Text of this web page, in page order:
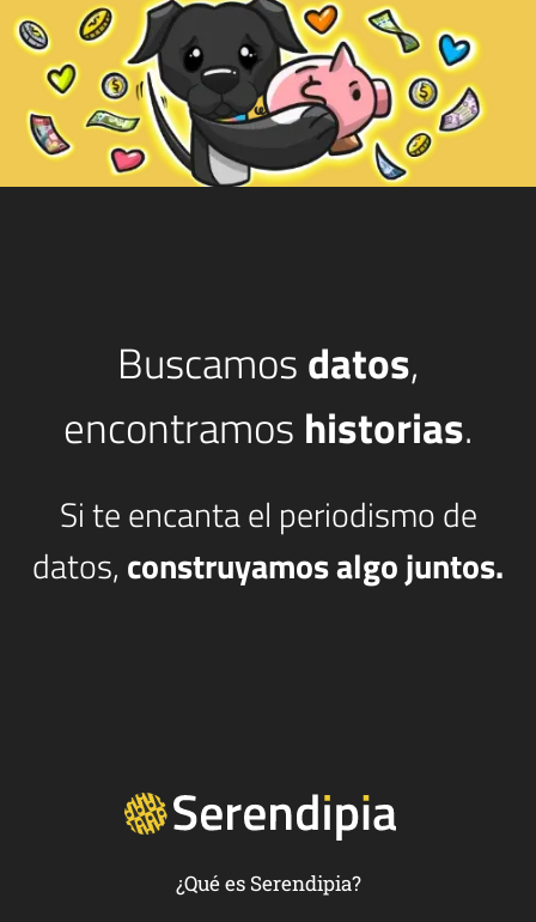
Buscamosdatos,
encontramos historias.
Si te encanta el periodismo de
datos, construyamos algo juntos.
¿Qué es Serendipia?